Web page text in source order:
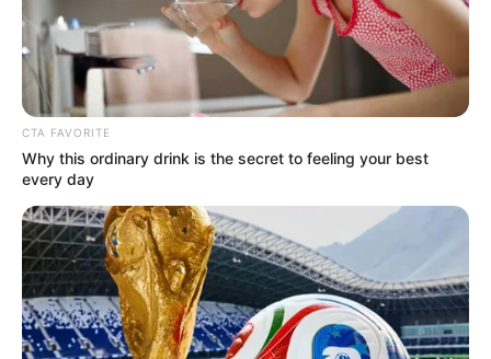
Edição Geral: JASB.
Encaminhamento de denúncia ao JASB: Acesse aqui.
Publicação:JASB - Jornal dos Agentes de Saúde do Brasil
www.jasb.com.br.
CTA FAVORITE
Why this ordinary drink is the secret to feeling your best
every day